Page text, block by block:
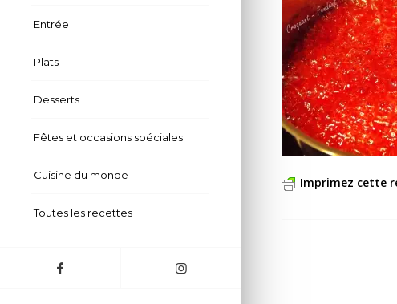
Entrée
Plats
Desserts
Fêtes et occasions spéciales
Cuisine du monde
Toutes les recettes
Imprimez cette